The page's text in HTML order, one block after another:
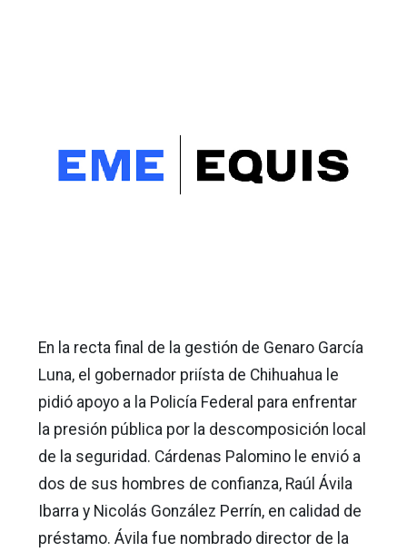
En la recta final de la gestión de Genaro García
Luna, el gobernador priísta de Chihuahua le
pidió apoyo a la Policía Federal para enfrentar
la presión pública por la descomposición local
de la seguridad. Cárdenas Palomino le envió a
dos de sus hombres de confianza, Raúl Ávila
Ibarra y Nicolás González Perrín, en calidad de
préstamo. Ávila fue nombrado director de la